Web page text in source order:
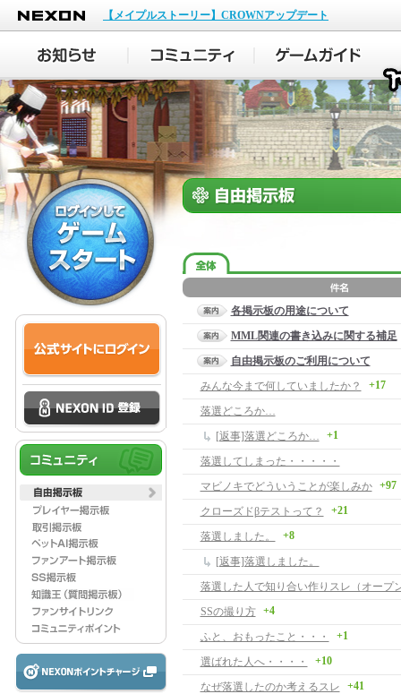
NEXON
【メイプルストーリー】CROWNアップデート
各掲示板の用途について
MML関連の書き込みに関する補足
自由掲示板のご利用について
みんな今まで何していましたか？
+17
落選どころか…
[返事]落選どころか…
+1
落選してしまった・・・・・
マビノキでどういうことが楽しみか
+97
クローズドβテストって？ +21
落選しました。 +8
[返事]落選しました。
SSの撮り方 +4
ふと、おもったこと・・・ +1
選ばれた人へ・・・・ +10
なぜ落選したのか考えるスレ +41